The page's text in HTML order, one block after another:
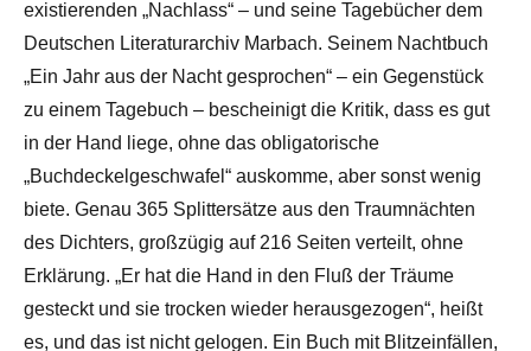
existierenden „Nachlass“ – und seine Tagebücher dem
Deutschen Literaturarchiv Marbach. Seinem Nachtbuch
„Ein Jahr aus der Nacht gesprochen“ – ein Gegenstück
zu einem Tagebuch – bescheinigt die Kritik, dass es gut
in der Hand liege, ohne das obligatorische
„Buchdeckelgeschwafel“ auskomme, aber sonst wenig
biete. Genau 365 Splittersätze aus den Traumnächten
des Dichters, großzügig auf 216 Seiten verteilt, ohne
Erklärung. „Er hat die Hand in den Fluß der Träume
gesteckt und sie trocken wieder herausgezogen“, heißt
es, und das ist nicht gelogen. Ein Buch mit Blitzeinfällen,